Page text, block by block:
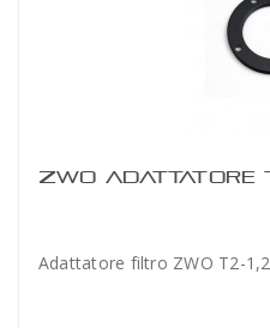
ZWO ADATTATORE
Adattatore filtro ZWO T2-